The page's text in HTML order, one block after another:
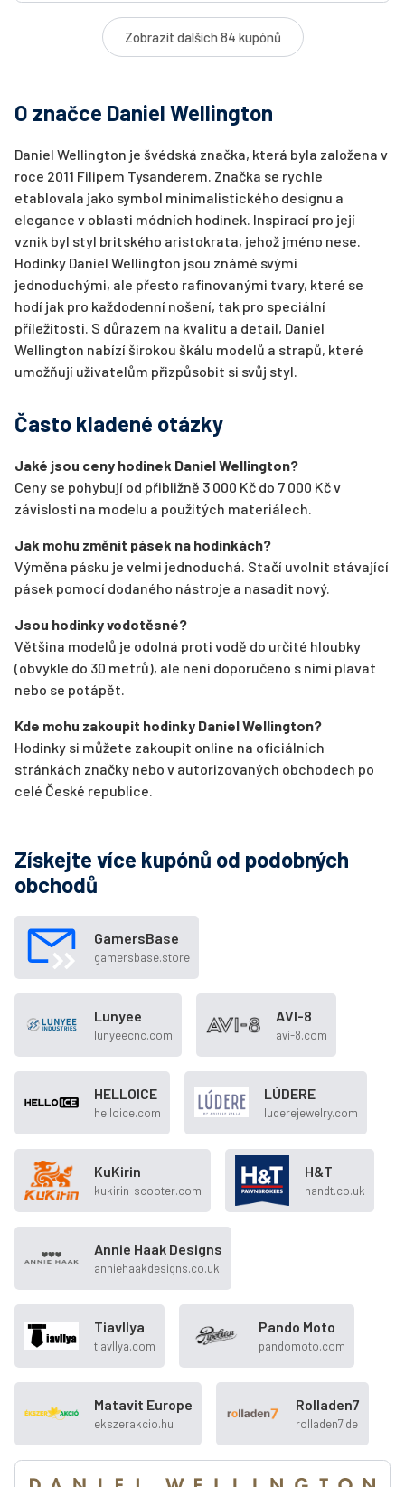
Zobrazit dalších 84 kupónů
O značce Daniel Wellington
Daniel Wellington je švédská značka, která byla založena v
roce 2011 Filipem Tysanderem. Značka se rychle
etablovala jako symbol minimalistického designu a
elegance v oblasti módních hodinek. Inspirací pro její
vznik byl styl britského aristokrata, jehož jméno nese.
Hodinky Daniel Wellington jsou známé svými
jednoduchými, ale přesto rafinovanými tvary, které se
hodí jak pro každodenní nošení, tak pro speciální
příležitosti. S důrazem na kvalitu a detail, Daniel
Wellington nabízí širokou škálu modelů a strapů, které
umožňují uživatelům přizpůsobit si svůj styl.
Často kladené otázky
Jaké jsou ceny hodinek Daniel Wellington?
Ceny se pohybují od přibližně 3 000 Kč do 7 000 Kč v
závislosti na modelu a použitých materiálech.
Jak mohu změnit pásek na hodinkách?
Výměna pásku je velmi jednoduchá. Stačí uvolnit stávající
pásek pomocí dodaného nástroje a nasadit nový.
Jsou hodinky vodotěsné?
Většina modelů je odolná proti vodě do určité hloubky
(obvykle do 30 metrů), ale není doporučeno s nimi plavat
nebo se potápět.
Kde mohu zakoupit hodinky Daniel Wellington?
Hodinky si můžete zakoupit online na oficiálních
stránkách značky nebo v autorizovaných obchodech po
celé České republice.
Získejte více kupónů od podobných
obchodů
GamersBase
gamersbase.store
Lunyee
lunyeecnc.com
AVI-8
avi-8.com
HELLOICE
helloice.com
LÚDERE
luderejewelry.com
KuKirin
kukirin-scooter.com
H&T
handt.co.uk
Annie Haak Designs
anniehaakdesigns.co.uk
Tiavllya
tiavllya.com
Pando Moto
pandomoto.com
Matavit Europe
ekszerakcio.hu
Rolladen7
rolladen7.de